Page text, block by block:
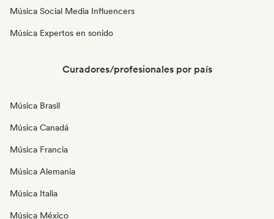
Música Social Media Influencers
Música Expertos en sonido
Curadores/profesionales por país
Música Brasil
Música Canadá
Música Francia
Música Alemania
Música Italia
Música México